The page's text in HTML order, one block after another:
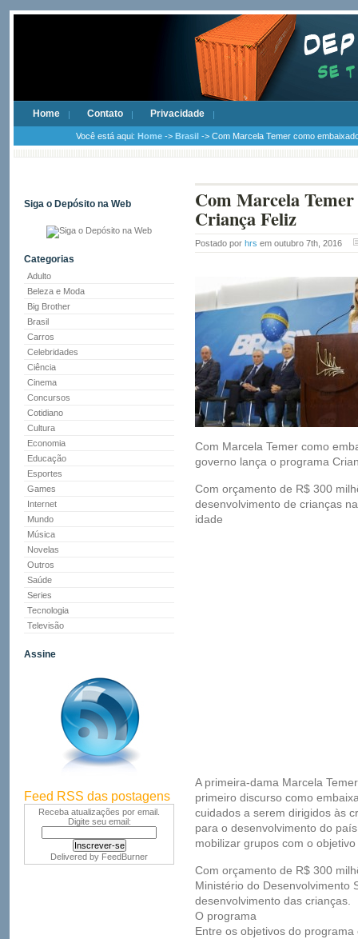
Home Contato Privacidade
Você está aqui: Home -> Brasil -> Com Marcela Temer como
Siga o Depósito na Web
Categorias
Adulto
Beleza e Moda
Big Brother
Brasil
Carros
Celebridades
Ciência
Cinema
Concursos
Cotidiano
Cultura
Economia
Educação
Esportes
Games
Internet
Mundo
Música
Novelas
Outros
Saúde
Series
Tecnologia
Televisão
Assine
Feed RSS das postagens
Receba atualizações por email.
Digite seu email:
Delivered by FeedBurner
Com Marcela
Criança Feliz
Postado por hrs em outubro 7th, 2016
Com Marcela Temer como
governo lança o programa
Com orçamento de R$ 300
desenvolvimento de crianças
idade
A primeira-dama Marcela
primeiro discurso como
cuidados a serem dirigidos às
para o desenvolvimento do
mobilizar grupos com o
Com orçamento de R$ 300
Ministério do Desenvolvimento
desenvolvimento das crianças.
O programa
Entre os objetivos do